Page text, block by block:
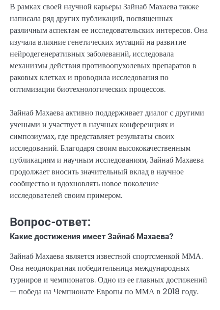
В рамках своей научной карьеры Зайнаб Махаева также
написала ряд других публикаций, посвященных
различным аспектам ее исследовательских интересов. Она
изучала влияние генетических мутаций на развитие
нейродегенеративных заболеваний, исследовала
механизмы действия противоопухолевых препаратов в
раковых клетках и проводила исследования по
оптимизации биотехнологических процессов.
Зайнаб Махаева активно поддерживает диалог с другими
учеными и участвует в научных конференциях и
симпозиумах, где представляет результаты своих
исследований. Благодаря своим высококачественным
публикациям и научным исследованиям, Зайнаб Махаева
продолжает вносить значительный вклад в научное
сообщество и вдохновлять новое поколение
исследователей своим примером.
Вопрос-ответ:
Какие достижения имеет Зайнаб Махаева?
Зайнаб Махаева является известной спортсменкой ММА.
Она неоднократная победительница международных
турниров и чемпионатов. Одно из ее главных достижений
— победа на Чемпионате Европы по ММА в 2018 году.